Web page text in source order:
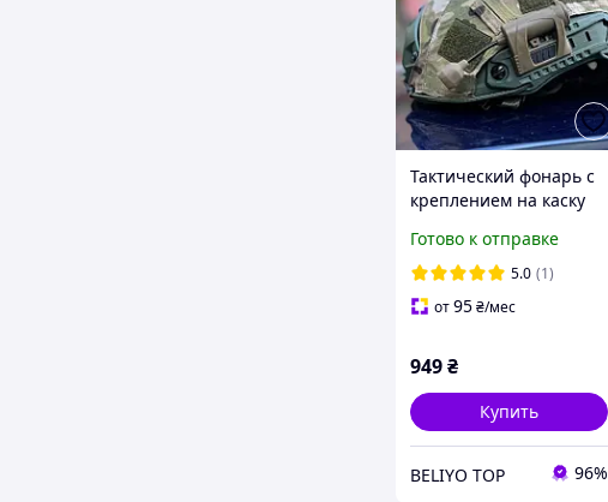
Тактический фонарь с
креплением на каску
армейский фонарик
нашлемный Princeton
Tec Charge MPLS
Готово к отправке
5.0 (1)
от95₴/мес
949₴
Купить
BELIYO TOP 96%